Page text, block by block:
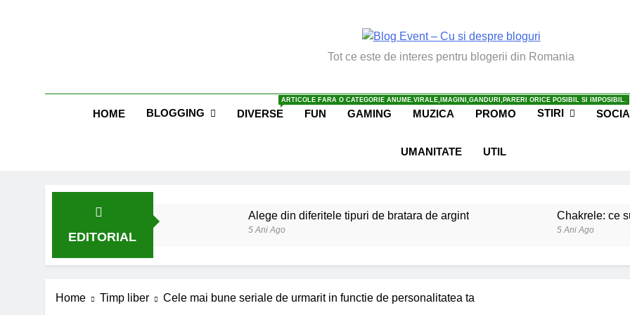
Blog Event – Cu Si Despre
Tot ce este de interes pentru blogerii din Romania
HOME BLOGGING DIVERSE
ARTICOLE FARA O CATEGORIE ANUME.VIRALE,IMAGINI,GANDURI,PARERI ORICE POSIBIL SI IMPOSIBIL.
FUN GAMING MUZICA PROMO STIRI
UMANITATE UTIL
EDITORIAL
Alege din diferitele tipuri de bratara de argint
5 Ani Ago
Chakrele: ce
5 Ani Ago
6 Ani Ago 6 Ani Ago
6 Ani Ago
Home Timp liber Cele mai bune seriale de urmarit in functie de personalitatea ta